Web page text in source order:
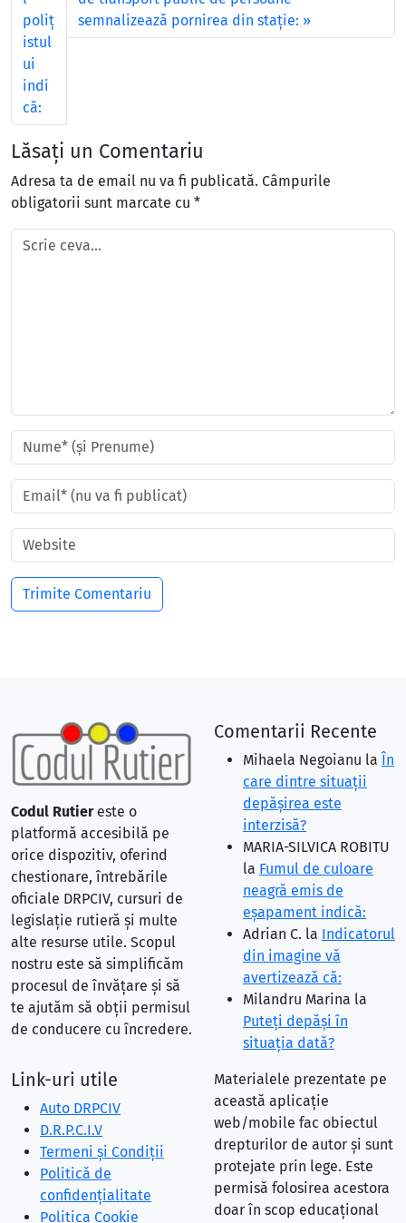
poliţ
istul
ui
indi
că:
semnalizează pornirea din staţie:
Lăsați un Comentariu
Adresa ta de email nu va fi publicată. Câmpurile
obligatorii sunt marcate cu *
Codul Rutiereste o
platformă accesibilă pe
orice dispozitiv, oferind
chestionare, întrebările
oficiale DRPCIV, cursuri de
legislație rutieră și multe
alte resurse utile. Scopul
nostru este să simplificăm
procesul de învățare și să
te ajutăm să obții permisul
de conducere cu încredere.
Comentarii Recente
Mihaela Negoianu la În
care dintre situaţii
depăşirea este
interzisă?
MARIA-SILVICA ROBITU
la Fumul de culoare
neagră emis de
eşapament indică:
Adrian C. la Indicatorul
din imagine vă
avertizează că:
Milandru Marina la
Puteţi depăşi în
situaţia dată?
Link-uri utile
Auto DRPCIV
D.R.P.C.I.V
Termeni și Condiții
Politică de
confidențialitate
Politica Cookie
Materialele prezentate pe
această aplicație
web/mobile fac obiectul
drepturilor de autor și sunt
protejate prin lege. Este
permisă folosirea acestora
doar în scop educațional